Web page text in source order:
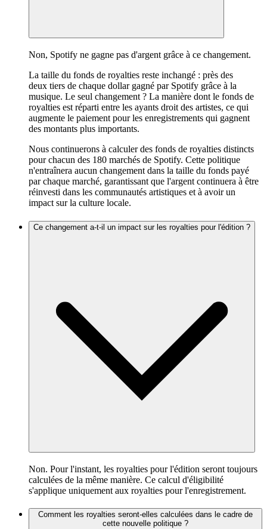
Non, Spotify ne gagne pas d'argent grâce à ce changement.
La taille du fonds de royalties reste inchangé : près des
deux tiers de chaque dollar gagné par Spotify grâce à la
musique. Le seul changement ? La manière dont le fonds de
royalties est réparti entre les ayants droit des artistes, ce qui
augmente le paiement pour les enregistrements qui gagnent
des montants plus importants.
Nous continuerons à calculer des fonds de royalties distincts
pour chacun des 180 marchés de Spotify. Cette politique
n'entraînera aucun changement dans la taille du fonds payé
par chaque marché, garantissant que l'argent continuera à être
réinvesti dans les communautés artistiques et à avoir un
impact sur la culture locale.
Ce changement a-t-il un impact sur les royalties pour l'édition ?
Non. Pour l'instant, les royalties pour l'édition seront toujours
calculées de la même manière. Ce calcul d'éligibilité
s'applique uniquement aux royalties pour l'enregistrement.
Comment les royalties seront-elles calculées dans le cadre de
cette nouvelle politique ?